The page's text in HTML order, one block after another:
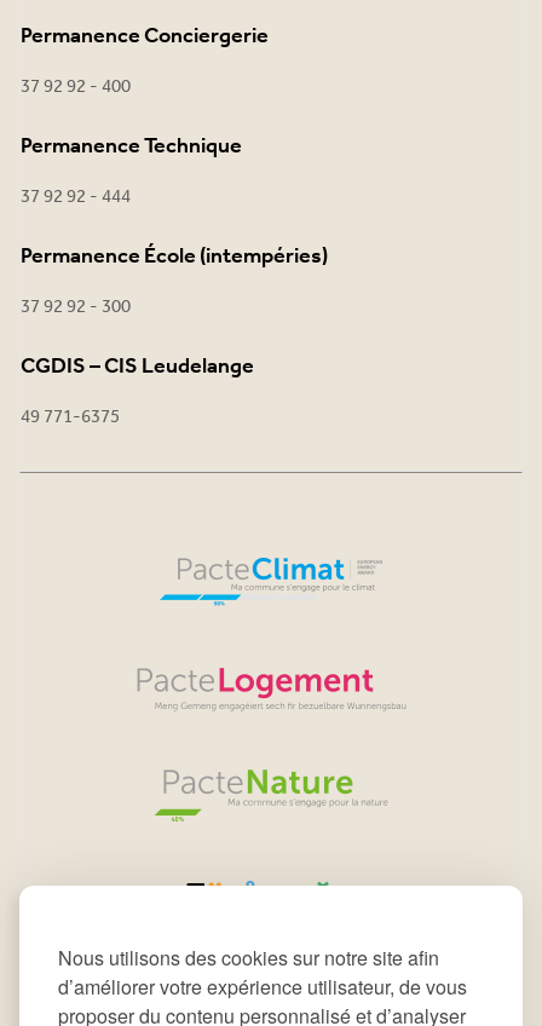
Nous utilisons des cookies sur notre site afin
d’améliorer votre expérience utilisateur, de vous
proposer du contenu personnalisé et d’analyser
Permanence Conciergerie
37 92 92 - 400
Permanence Technique
37 92 92 - 444
Permanence École (intempéries)
37 92 92 - 300
CGDIS – CIS Leudelange
49 771-6375